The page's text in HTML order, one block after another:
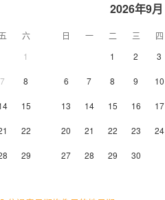
五
六
1
7 8
15
22
29
2026年9月
日 一 二 三
四
1
2 3
6 7 8 9 10
13 14 15 16 17
20 21 22 23 24
27 28 29 30
107㎡ 空調